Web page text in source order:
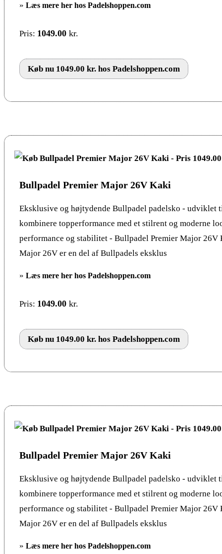
» Læs mere her hos Padelshoppen.com
Pris: 1049.00 kr.
Køb nu 1049.00 kr. hos Padelshoppen.com
Bullpadel Premier Major 26V Kaki
Eksklusive og højtydende Bullpadel padelsko - udviklet
kombinere topperformance med et stilrent og moderne
performance og stabilitet - Bullpadel Premier Major 26V
Major 26V er en del af Bullpadels eksklus
» Læs mere her hos Padelshoppen.com
Pris: 1049.00 kr.
Køb nu 1049.00 kr. hos Padelshoppen.com
Bullpadel Premier Major 26V Kaki
Eksklusive og højtydende Bullpadel padelsko - udviklet
kombinere topperformance med et stilrent og moderne
performance og stabilitet - Bullpadel Premier Major 26V
Major 26V er en del af Bullpadels eksklus
» Læs mere her hos Padelshoppen.com